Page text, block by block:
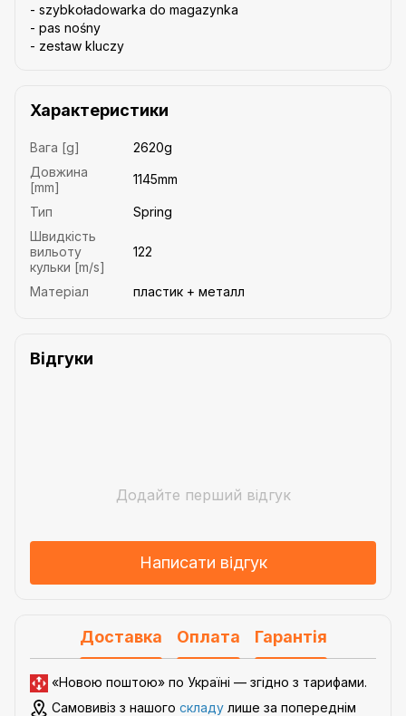
- szybkoładowarka do magazynka
- pas nośny
- zestaw kluczy
Характеристики
Вага [g]
2620g
Довжина
[mm]
1145mm
Тип
Spring
Швидкість
вильоту
кульки [m/s]
122
Матеріал пластик + металл
Відгуки
Додайте перший відгук
Написати відгук
Доставка Оплата Гарантія
«Новою поштою» по Україні — згідно з тарифами.
Самовивіз з нашого складу лише за попереднім